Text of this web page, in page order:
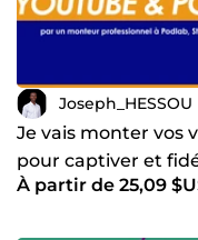
Joseph_HESSOU
Je vais monter vos
pour captiver et
À partir de 25,09